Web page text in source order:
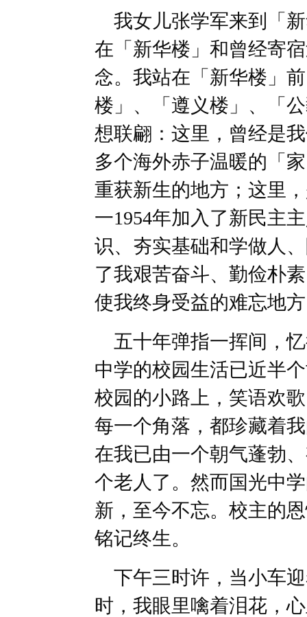
我女儿张学军来到「
在「新华楼」和曾经寄
念。我站在「新华楼」
楼」、「遵义楼」、「
想联翩：这里，曾经是
多个海外赤子温暖的「
重获新生的地方；这里
一1954年加入了新民主
识、夯实基础和学做人
了我艰苦奋斗、勤俭朴
使我终身受益的难忘地
五十年弹指一挥间，
中学的校园生活已近半
校园的小路上，笑语欢
每一个角落，都珍藏着
在我已由一个朝气蓬勃
个老人了。然而国光中
新，至今不忘。校主的
铭记终生。
下午三时许，当小车
时，我眼里噙着泪花，